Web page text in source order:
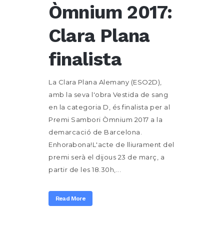
Òmnium 2017:
Clara Plana
finalista
La Clara Plana Alemany (ESO2D),
amb la seva l'obra Vestida de sang
en la categoria D, és finalista per al
Premi Sambori Òmnium 2017 a la
demarcació de Barcelona.
Enhorabona!L'acte de lliurament del
premi serà el dijous 23 de març, a
partir de les 18.30h,...
Read More